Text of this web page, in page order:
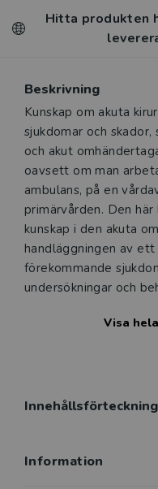
Hitta produkten
Beskrivning
Beskrivning
Kunskap om akuta
sjukdomar och
och akut
oavsett om man
ambulans, på en
primärvården. Den
kunskap i den akuta
handläggningen av
förekommande
undersökningar och
akutsjukvården.
högaktuella kunskaper
Visa
Innehållsförteckning
Information